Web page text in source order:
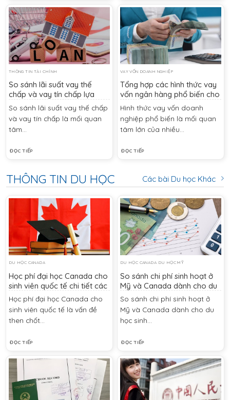
THÔNG TIN TÀI CHÍNH
So sánh lãi suất vay thế
chấp và vay tín chấp lựa
chọn tối ưu theo nhu cầu tài
So sánh lãi suất vay thế chấp
và vay tín chấp là mối quan
tâm...
ĐỌC TIẾP
VAY VỐN DOANH NGHIỆP
Tổng hợp các hình thức vay
vốn ngân hàng phổ biến cho
doanh nghiệp hiện nay
Hình thức vay vốn doanh
nghiệp phổ biến là mối quan
tâm lớn của nhiều...
ĐỌC TIẾP
THÔNG TIN DU HỌC Các bài Du học Khác
DU HỌC CANADA
Học phí đại học Canada cho
sinh viên quốc tế chi tiết các
khoản chính và chi phí phát
sinh
Học phí đại học Canada cho
sinh viên quốc tế là vấn đề
then chốt...
ĐỌC TIẾP
DU HỌC CANADA DU HỌC MỸ
So sánh chi phí sinh hoạt ở
Mỹ và Canada dành cho du
học sinh
So sánh chi phí sinh hoạt ở
Mỹ và Canada dành cho du
học sinh...
ĐỌC TIẾP